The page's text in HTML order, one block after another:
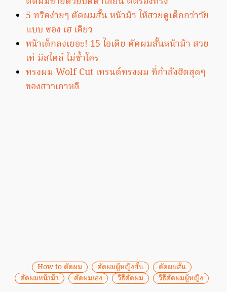
5 ทริคง่ายๆ ตัดผมสั้น หน้าม้า ให้สวยดูเด็กกว่าวัย
แบบ ซอง เฮ เคียว
หน้าเด็กลงเยอะ! 15 ไอเดีย ตัดผมสั้นหน้าม้า สวย
เท่ มีสไตล์ ไม่ซ้ำใคร
ทรงผม Wolf Cut เทรนด์ทรงผม ที่กำลังฮิตสุดๆ
ของสาวเกาหลี
How to ตัดผม ตัดผมผู้หญิงสั้น
ตัดผมสั้น
ตัดผมหน้าม้า
ตัดผมเอง วิธีตัดผม วิธีตัดผมผู้หญิง